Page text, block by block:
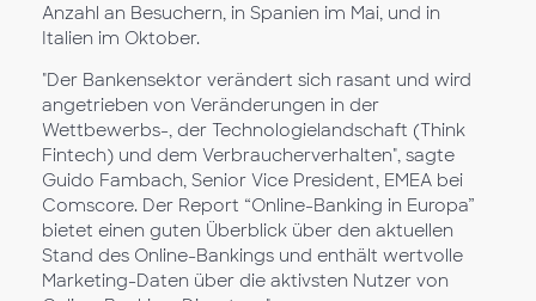
Anzahl an Besuchern, in Spanien im Mai, und in
Italien im Oktober.
"Der Bankensektor verändert sich rasant und wird
angetrieben von Veränderungen in der
Wettbewerbs-, der Technologielandschaft (Think
Fintech) und dem Verbraucherverhalten", sagte
Guido Fambach, Senior Vice President, EMEA bei
Comscore. Der Report “Online-Banking in Europa”
bietet einen guten Überblick über den aktuellen
Stand des Online-Bankings und enthält wertvolle
Marketing-Daten über die aktivsten Nutzer von